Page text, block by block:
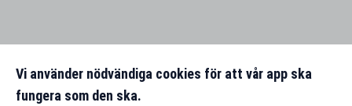
Vi använder nödvändiga cookies för att vår app ska
fungera som den ska.